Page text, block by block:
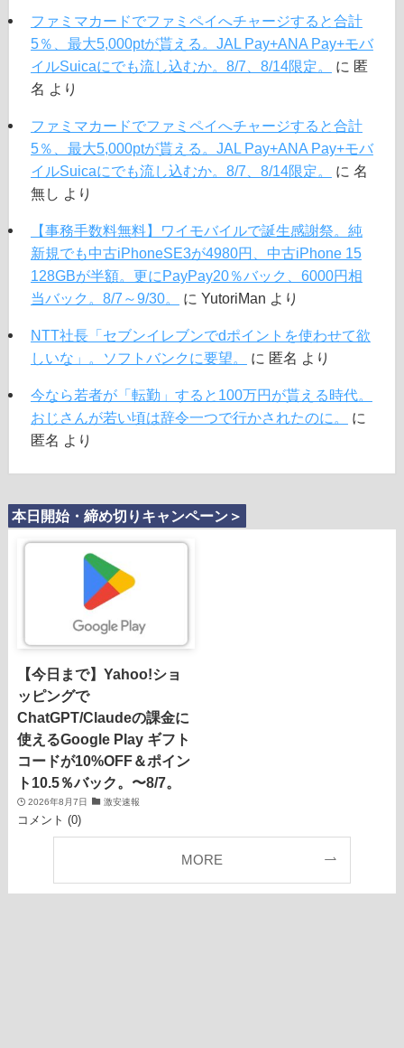
ファミマカードでファミペイへチャージすると合計
5％、最大5,000ptが貰える。JAL Pay+ANA Pay+モバ
イルSuicaにでも流し込むか。8/7、8/14限定。
に 匿
名 より
ファミマカードでファミペイへチャージすると合計
5％、最大5,000ptが貰える。JAL Pay+ANA Pay+モバ
イルSuicaにでも流し込むか。8/7、8/14限定。
に 名
無し より
【事務手数料無料】ワイモバイルで誕生感謝祭。純
新規でも中古iPhoneSE3が4980円、中古iPhone 15
128GBが半額。更にPayPay20％バック、6000円相
当バック。8/7～9/30。
に YutoriMan より
NTT社長「セブンイレブンでdポイントを使わせて欲
しいな」。ソフトバンクに要望。
に 匿名 より
今なら若者が「転勤」すると100万円が貰える時代。
おじさんが若い頃は辞令一つで行かされたのに。
に
匿名 より
本日開始・締め切りキャンペーン＞
【今日まで】Yahoo!ショ
ッピングで
ChatGPT/Claudeの課金に
使えるGoogle Play ギフト
コードが10%OFF＆ポイン
ト10.5％バック。〜8/7。
2026年8月7日 激安速報
コメント (0)
MORE